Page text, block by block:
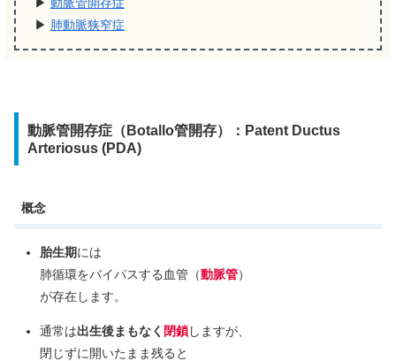
▶︎ 動脈管開存症
▶︎ 肺動脈狭窄症
動脈管開存症（Botallo管開存）：Patent Ductus
Arteriosus (PDA)
概念
胎生期には
肺循環をバイパスする血管（動脈管）
が存在します。
通常は出生後まもなく 閉鎖しますが、
閉じずに開いたまま残ると